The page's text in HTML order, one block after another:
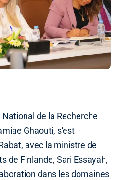
de la Recherche
Ghaouti, s'est
avec la ministre de
de Finlande, Sari Essayah,
dans les domaines